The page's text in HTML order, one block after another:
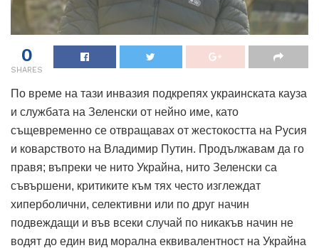
0
SHARES
По време на тази инвазия подкрепях украинската кауза
и службата на Зеленски от нейно име, като
същевременно се отвращавах от жестокостта на Русия
и коварството на Владимир Путин. Продължавам да го
правя; въпреки че нито Украйна, нито Зеленски са
съвършени, критиките към тях често изглеждат
хиперболични, селективни или по друг начин
подвеждащи и във всеки случай по никакъв начин не
водят до един вид морална еквивалентност на Украйна